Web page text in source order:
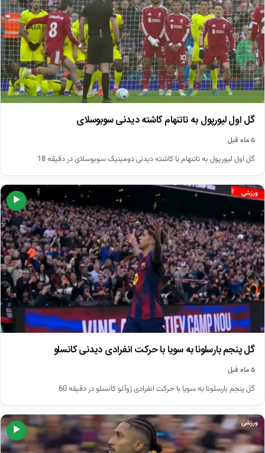
گل اول لیورپول به تاتنهام کاشته دیدنی سوبوسلای
۵ ماه قبل
گل اول لیورپول به تاتنهام با کاشته دیدنی دومینیک سوبوسلای در دقیقه 18
▶
ورزشی
گل پنجم بارسلونا به سویا با حرکت انفرادی دیدنی کانسلو
۵ ماه قبل
گل پنجم بارسلونا به سویا با حرکت انفرادی ژوآئو کانسلو در دقیقه 60
▶
ورزشی